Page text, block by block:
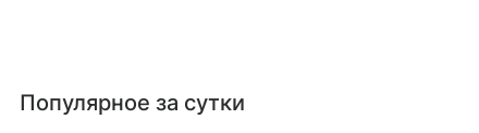
Популярное за сутки